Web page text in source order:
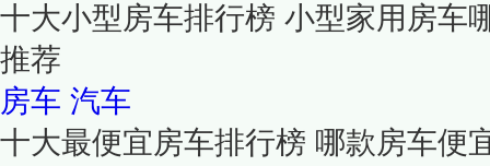
十大小型房车排行榜 小型家用房车
推荐
房车 汽车
十大最便宜房车排行榜 哪款房车便